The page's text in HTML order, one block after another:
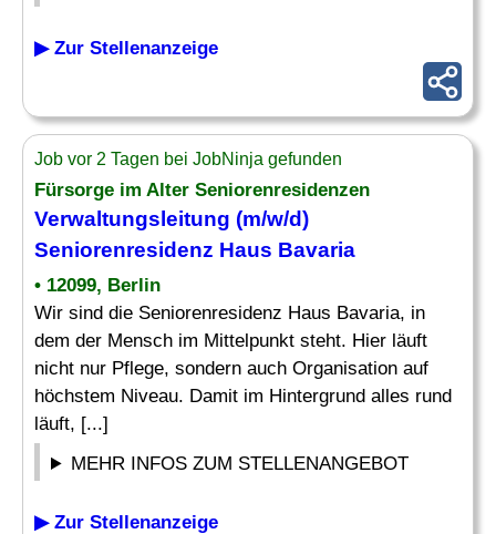
▶ Zur Stellenanzeige
Job vor 2 Tagen bei JobNinja gefunden
Fürsorge im Alter Seniorenresidenzen
Verwaltungsleitung (m/w/d)
Seniorenresidenz Haus Bavaria
• 12099, Berlin
Wir sind die Seniorenresidenz Haus Bavaria, in
dem der Mensch im Mittelpunkt steht. Hier läuft
nicht nur Pflege, sondern auch Organisation auf
höchstem Niveau. Damit im Hintergrund alles rund
läuft, [...]
MEHR INFOS ZUM STELLENANGEBOT
▶ Zur Stellenanzeige